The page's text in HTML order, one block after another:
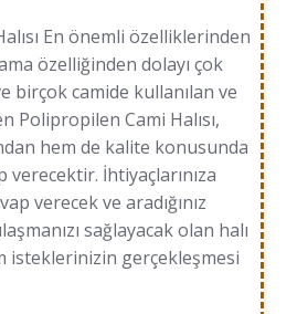
En önemli özelliklerinden
özelliğinden dolayı çok
birçok camide kullanılan ve
Polipropilen Cami Halısı,
hem de kalite konusunda
verecektir. İhtiyaçlarınıza
verecek ve aradığınız
sağlayacak olan halı
gerçekleşmesi